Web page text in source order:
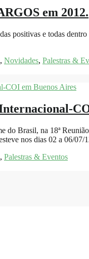
em 2012.
positivas e todas
, Novidades, Palestras &
do Brasil, na 18ª
nos dias 02 a 06/
, Palestras & Eventos